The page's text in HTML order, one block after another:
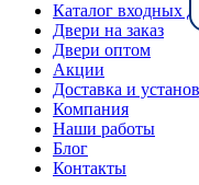
Каталог входных
Двери на заказ
Двери оптом
Акции
Доставка и
Компания
Наши работы
Блог
Контакты